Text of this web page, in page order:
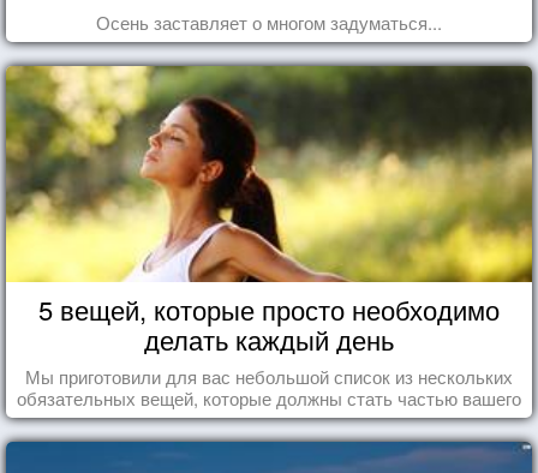
Осень заставляет о многом задуматься...
5 вещей, которые просто необходимо
делать каждый день
Мы приготовили для вас небольшой список из нескольких
обязательных вещей, которые должны стать частью вашего
дня.